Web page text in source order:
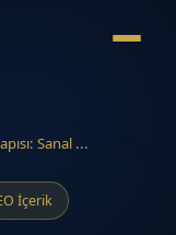
Sanal ...
İçerik